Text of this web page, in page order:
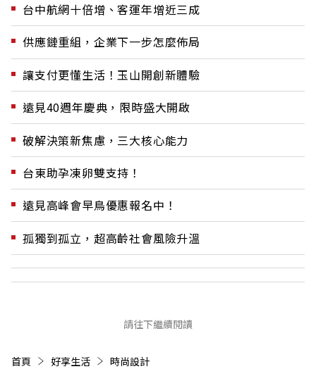
台中航網十倍增、客運年增近三成
供應鏈重組，企業下一步怎麼佈局
讓支付更懂生活！玉山開創新體驗
遠見40週年慶典，限時盛大開啟
破解決策新焦慮，三大核心能力
台東助孕凍卵雙支持！
遠見高峰會早鳥優惠報名中！
孤獨到孤立，超高齡社會風險升溫
請往下繼續閱讀
首頁 好享生活 時尚設計